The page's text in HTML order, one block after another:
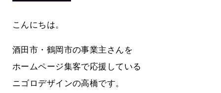
こんにちは。
酒田市・鶴岡市の事業主さんを
ホームページ集客で応援している
ニゴロデザインの高橋です。
より利
って
酒田商工会議所さんへニゴロ通信を持
って行くときって8～9割方雨なんです
よね